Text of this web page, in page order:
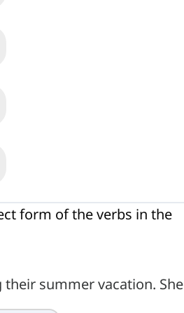
form of the verbs in the
summer vacation. She